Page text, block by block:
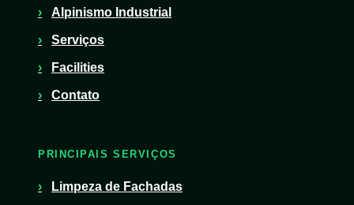
Alpinismo Industrial
Serviços
Facilities
Contato
PRINCIPAIS SERVIÇOS
Limpeza de Fachadas